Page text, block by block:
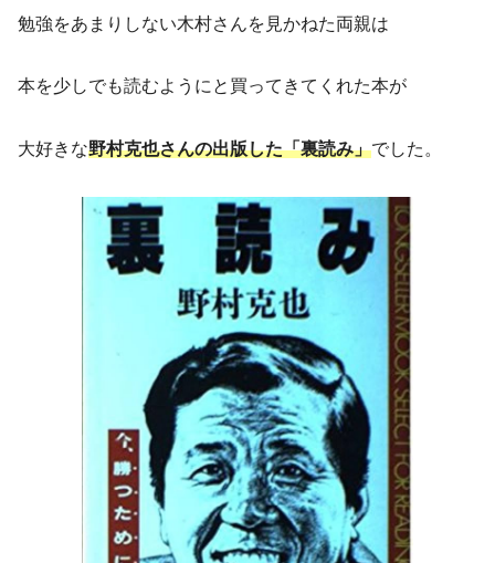
勉強をあまりしない木村さんを見かねた両親は
本を少しでも読むようにと買ってきてくれた本が
大好きな野村克也さんの出版した「裏読み」でした。